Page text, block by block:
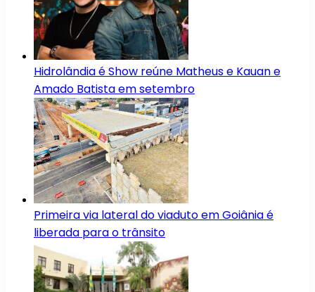
Hidrolândia é Show reúne Matheus e Kauan e
Amado Batista em setembro
Primeira via lateral do viaduto em Goiânia é
liberada para o trânsito